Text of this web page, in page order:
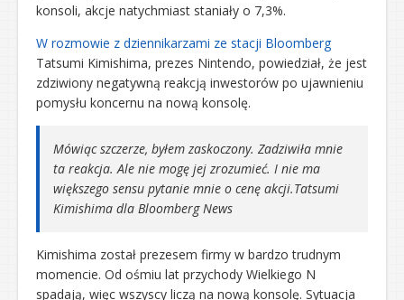
konsoli, akcje natychmiast staniały o 7,3%.
W rozmowie z dziennikarzami ze stacji Bloomberg
Tatsumi Kimishima, prezes Nintendo, powiedział, że jest
zdziwiony negatywną reakcją inwestorów po ujawnieniu
pomysłu koncernu na nową konsolę.
Mówiąc szczerze, byłem zaskoczony. Zadziwiła mnie
ta reakcja. Ale nie mogę jej zrozumieć. I nie ma
większego sensu pytanie mnie o cenę akcji.Tatsumi
Kimishima dla Bloomberg News
Kimishima został prezesem firmy w bardzo trudnym
momencie. Od ośmiu lat przychody Wielkiego N
spadają, więc wszyscy liczą na nową konsolę. Sytuacja